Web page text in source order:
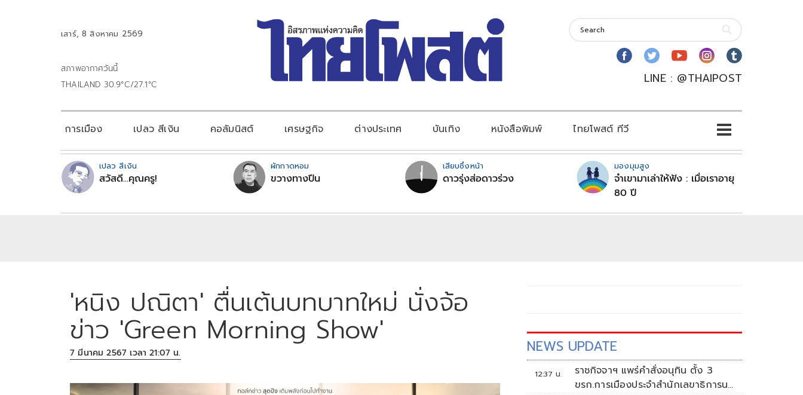
เสาร์, 8 สิงหาคม 2569
สภาพอากาศวันนี้
THAILAND 30.9°C/27.1°C
LINE : @THAIPOST
การเมือง เปลว สีเงิน คอลัมนิสต์ เศรษฐกิจ ต่างประเทศ บันเทิง หนังสือพิมพ์ ไทยโพสต์ ทีวี
เปลว สีเงิน
สวัสดี...คุณครู!
ผักกาดหอม
ขวางทางปืน
เสียบซึ่งหน้า
ดาวรุ่งส่อดาวร่วง
มองมุมสูง
จำเขามาเล่าให้ฟัง : เมื่อเราอายุ
80 ปี
'หนิง ปณิตา' ตื่นเต้นบทบาทใหม่ นั่งจ้อ
ข่าว 'Green Morning Show'
7 มีนาคม 2567 เวลา 21:07 น. NEWS UPDATE
12:37 น.
ราชกิจจาฯ แพร่คำสั่งอนุทิน ตั้ง 3
ขรก.การเมืองประจำสำนักเลขาธิการนา